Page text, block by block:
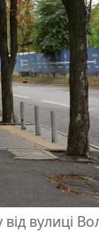
вулиці